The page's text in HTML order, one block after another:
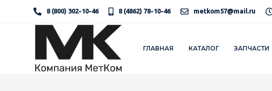
8 (800) 302-10-46 8 (4862) 78-10-46 metkom57@mail.ru
ГЛАВНАЯ КАТАЛОГ ЗАПЧАСТИ